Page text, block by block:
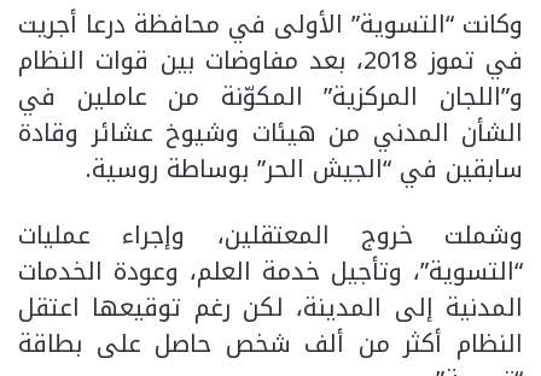
وكانت “التسوية” الأولى في محافظة درعا أجريت
في تموز 2018، بعد مفاوضات بين قوات النظام
و”اللجان المركزية” المكوّنة من عاملين في
الشأن المدني من هيئات وشيوخ عشائر وقادة
سابقين في “الجيش الحر” بوساطة روسية.
وشملت خروج المعتقلين، وإجراء عمليات
“التسوية”، وتأجيل خدمة العلم، وعودة الخدمات
المدنية إلى المدينة، لكن رغم توقيعها اعتقل
النظام أكثر من ألف شخص حاصل على بطاقة